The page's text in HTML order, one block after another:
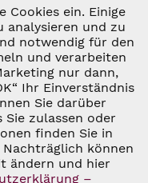
ZZGL.
WENN NICHT
RESERVED. THEME BY
Aktiv
Inaktiv
Inaktiv
Inaktiv
Cookies ein. Einige
analysieren und zu
notwendig für den
und verarbeiten
nur dann,
Ihr Einverständnis
Sie darüber
Sie zulassen oder
finden Sie in
können
ändern und hier
–